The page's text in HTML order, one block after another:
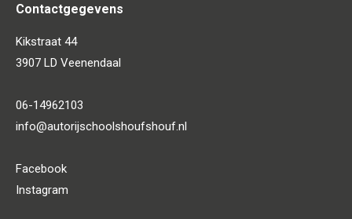
Contactgegevens
Kikstraat 44
3907 LD Veenendaal
06-14962103
info@autorijschoolshoufshouf.nl
Facebook
Instagram